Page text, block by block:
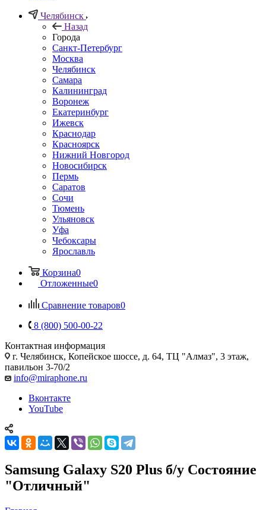
Челябинск
Назад
Города
Санкт-Петербург
Москва
Челябинск
Самара
Калининград
Воронеж
Екатеринбург
Ижевск
Краснодар
Красноярск
Нижний Новгород
Новосибирск
Пермь
Саратов
Сочи
Тюмень
Ульяновск
Уфа
Чебоксары
Ярославль
Корзина0
Отложенные0
Сравнение товаров0
8 (800) 500-00-22
Контактная информация
г. Челябинск, Копейское шоссе, д. 64, ТЦ "Алмаз", 3 этаж,
павильон 3-70/2
info@miraphone.ru
Вконтакте
YouTube
Samsung Galaxy S20 Plus б/у Состояние
"Отличный"